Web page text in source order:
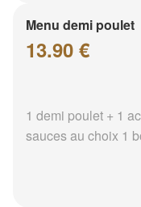
Menu demi poulet
13.90 €
1 demi poulet + 1
sauces au choix 1